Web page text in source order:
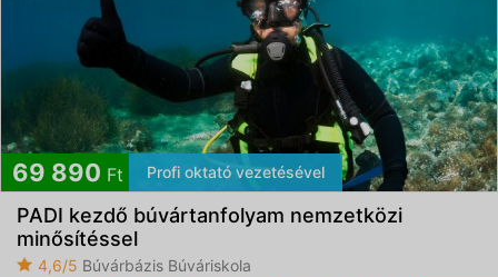
69 890 Ft Profi oktató vezetésével
PADI kezdő búvártanfolyam nemzetközi
minősítéssel
4,6/5 Búvárbázis Búváriskola